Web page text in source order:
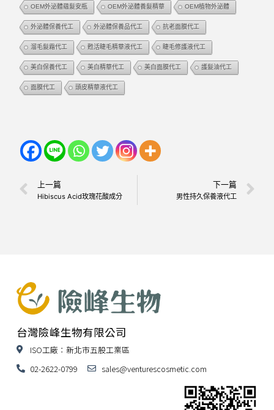
OEM外泌體蘊髮安瓶 OEM外泌體養髮精華 OEM植物外泌體
外泌體保養代工 外泌體保養品代工 抗老面膜代工
溜毛髮霜代工 甦活睫毛精華液代工 睫毛修護液代工
美白保養代工 美白精華代工 美白面膜代工 護髮油代工
面膜代工 頭皮精華液代工
上一篇
Hibiscus Acid玫瑰花酸成分
下一篇
男性持久保養液代工
台灣險峰生物有限公司
ISO工廠：新北市五股工業區
02-2622-0799
sales@venturescosmetic.com